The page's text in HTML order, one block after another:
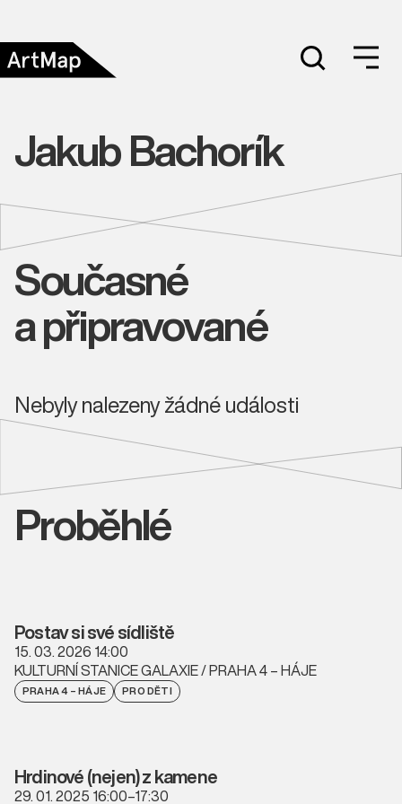
Jakub Bachorík
Současné
a připravované
Nebyly nalezeny žádné události
Proběhlé
Postav si své sídliště
15. 03. 2026 14:00
KULTURNÍ STANICE GALAXIE / PRAHA 4 – HÁJE
PRAHA 4 – HÁJE PRO DĚTI
Hrdinové (nejen) z kamene
29. 01. 2025 16:00–17:30